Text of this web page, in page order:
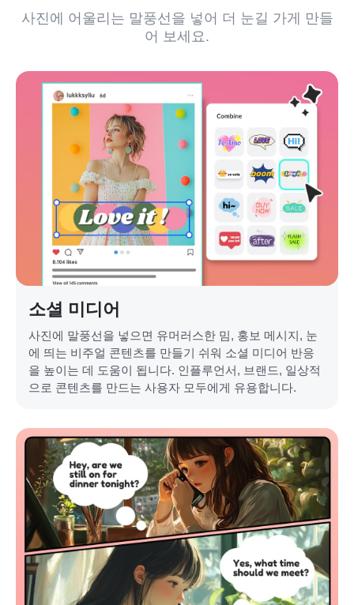
사진에 어울리는 말풍선을 넣어 더 눈길 가게 만들
어 보세요.
소셜 미디어
사진에 말풍선을 넣으면 유머러스한 밈, 홍보 메시지, 눈
에 띄는 비주얼 콘텐츠를 만들기 쉬워 소셜 미디어 반응
을 높이는 데 도움이 됩니다. 인플루언서, 브랜드, 일상적
으로 콘텐츠를 만드는 사용자 모두에게 유용합니다.